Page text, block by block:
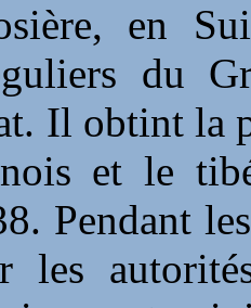
en
du
Il obtint la
et le
Pendant
les